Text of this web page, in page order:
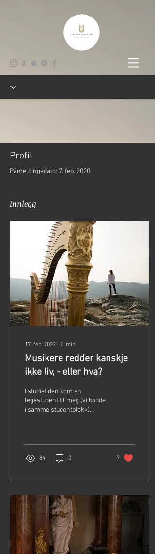
Profil
Påmeldingsdato: 7. feb. 2020
Innlegg
17. feb. 2022 ∙ 2 min
Musikere redder kanskje
ikke liv, - eller hva?
I studietiden kom en
legestudent til meg (vi bodde
i samme studentblokk)
84 0 7